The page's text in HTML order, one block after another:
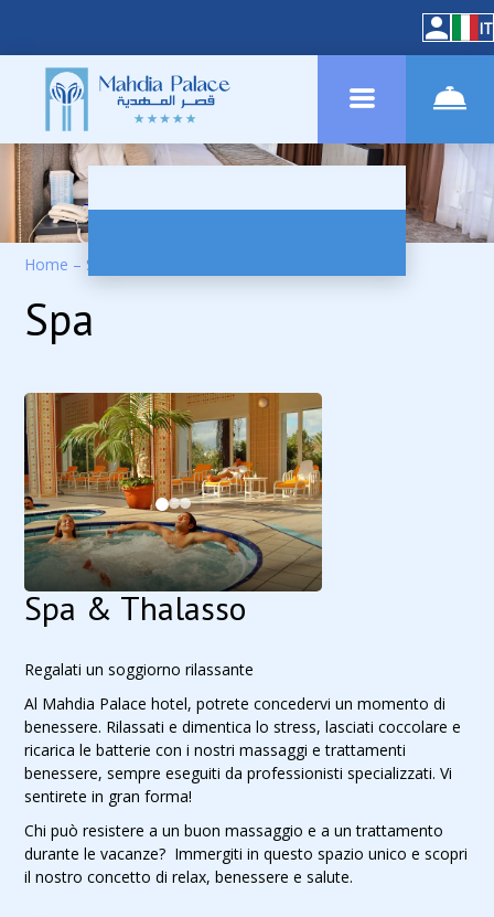
IT
Home – Servizi
Spa
Spa & Thalasso
Regalati un soggiorno rilassante
Al Mahdia Palace hotel, potrete concedervi un momento di
benessere. Rilassati e dimentica lo stress, lasciati coccolare e
ricarica le batterie con i nostri massaggi e trattamenti
benessere, sempre eseguiti da professionisti specializzati. Vi
sentirete in gran forma!
Chi può resistere a un buon massaggio e a un trattamento
durante le vacanze? Immergiti in questo spazio unico e scopri
il nostro concetto di relax, benessere e salute.